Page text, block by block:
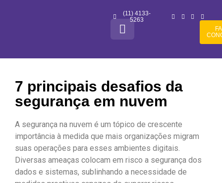
(11) 4133-
5263
7 principais desafios da
segurança em nuvem
A segurança na nuvem é um tópico de crescente
importância à medida que mais organizações migram
suas operações para esses ambientes digitais.
Diversas ameaças colocam em risco a segurança dos
dados e sistemas, sublinhando a necessidade de